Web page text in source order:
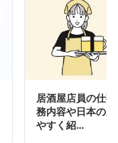
居酒屋店員の仕
務内容や日本の
やすく紹…